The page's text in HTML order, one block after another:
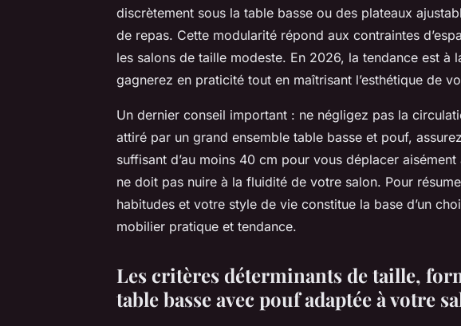
discrètement sous la table basse ou des plateaux
de repas. Cette modularité répond aux contraintes
les salons de taille modeste. En 2026, la tendance est à
gagnerez en praticité tout en maîtrisant l’esthétique de
Un dernier conseil important : ne négligez pas la
attiré par un grand ensemble table basse et pouf,
suffisant d’au moins 40 cm pour vous déplacer
ne doit pas nuire à la fluidité de votre salon. Pour
habitudes et votre style de vie constitue la base d’un
mobilier pratique et tendance.
Les critères déterminants de taille,
table basse avec pouf adaptée à votre